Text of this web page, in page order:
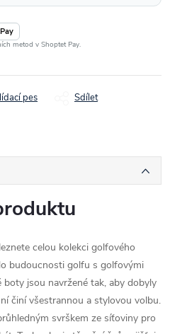
metod v Shoptet Pay.
pes Sdílet
celou kolekci golfového
budoucnosti golfu s golfovými
jsou navržené tak, aby dobyly
činí všestrannou a stylovou volbu.
svrškem ze síťoviny pro